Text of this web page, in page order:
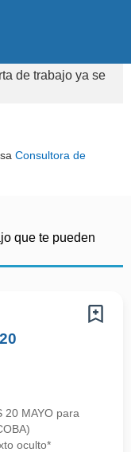
de trabajo ya se
Consultora de
que te pueden
20 MAYO para
oculto*